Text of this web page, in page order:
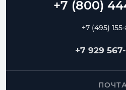
+7 (495)
+7 929